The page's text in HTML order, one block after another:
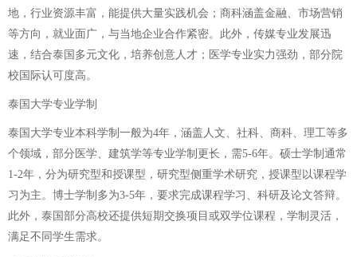
地，行业资源丰富，能提供大量实践机会；商科涵盖金融、市场营销
等方向，就业面广，与当地企业合作紧密。此外，传媒专业发展迅
速，结合泰国多元文化，培养创意人才；医学专业实力强劲，部分院
校国际认可度高。
泰国大学专业学制
泰国大学专业本科学制一般为4年，涵盖人文、社科、商科、理工等多
个领域，部分医学、建筑学等专业学制更长，需5-6年。硕士学制通常
1-2年，分为研究型和授课型，研究型侧重学术研究，授课型以课程学
习为主。博士学制多为3-5年，要求完成课程学习、科研及论文答辩。
此外，泰国部分高校还提供短期交换项目或双学位课程，学制灵活，
满足不同学生需求。